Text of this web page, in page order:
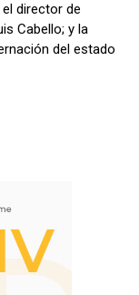
director de
Cabello; y la
del estado